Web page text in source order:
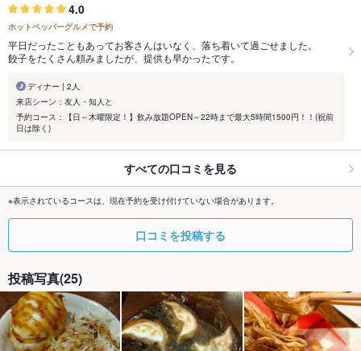
4.0
ホットペッパーグルメで予約
平日だったこともあってお客さんはいなく、落ち着いて過ごせました。
餃子をたくさん頼みましたが、提供も早かったです。
ディナー | 2人
来店シーン：友人・知人と
予約コース：【日～木曜限定！】飲み放題OPEN～22時まで最大5時間1500円！！(祝前
日は除く)
すべての口コミを見る
※表示されているコースは、現在予約を受け付けていない場合があります。
口コミを投稿する
投稿写真(25)